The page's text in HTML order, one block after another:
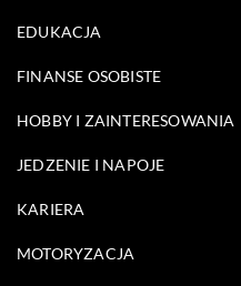
EDUKACJA
FINANSE OSOBISTE
HOBBY I ZAINTERESOWANIA
JEDZENIE I NAPOJE
KARIERA
MOTORYZACJA